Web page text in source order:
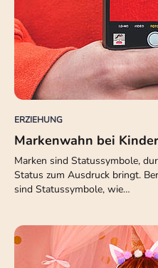
ERZIEHUNG
Markenwahn bei
Marken sind Statussymbole,
Status zum Ausdruck bringt.
sind Statussymbole, wie…